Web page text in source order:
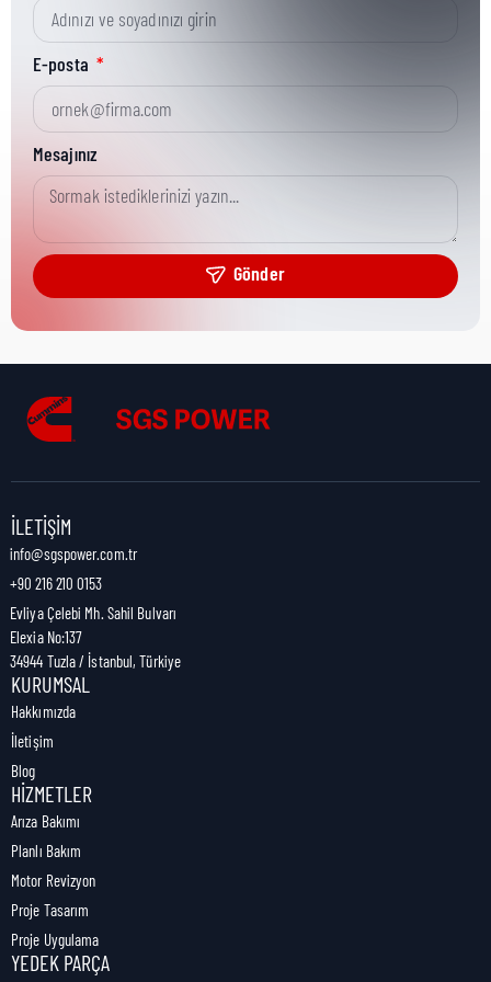
Kısa Parça No:
Ürün Grubu:
Ürün Kategorisi:
Nakliye Yüksekliği:
Nakliye Uzunluğu:
Nakliye Ağırlığı:
E-posta
Mesajınız
Gönder
İLETIŞIM
info@sgspower.com.tr
+90 216 210 0153
Evliya Çelebi Mh. Sahil Bulvarı
Elexia No:137
34944 Tuzla / İstanbul, Türkiye
KURUMSAL
Hakkımızda
İletişim
Blog
HIZMETLER
Arıza Bakımı
Planlı Bakım
Motor Revizyon
Proje Tasarım
Proje Uygulama
YEDEK PARÇA